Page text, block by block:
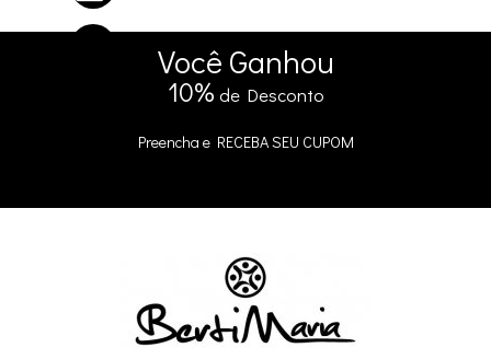
5% DE DESCONTO no Pix e Boleto
Você Ganhou
10% de Desconto
Preencha e RECEBA SEU CUPOM